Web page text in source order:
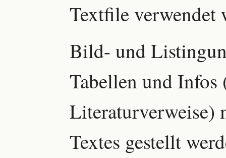
Textfile verwendet
Bild- und
Tabellen und Infos
Literaturverweise)
Textes gestellt